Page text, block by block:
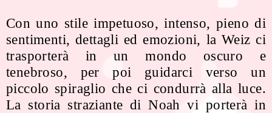
Con uno stile impetuoso, intenso, pieno di
sentimenti, dettagli ed emozioni, la Weiz ci
trasporterà in un mondo oscuro e
tenebroso, per poi guidarci verso un
piccolo spiraglio che ci condurrà alla luce.
La storia straziante di Noah vi porterà in